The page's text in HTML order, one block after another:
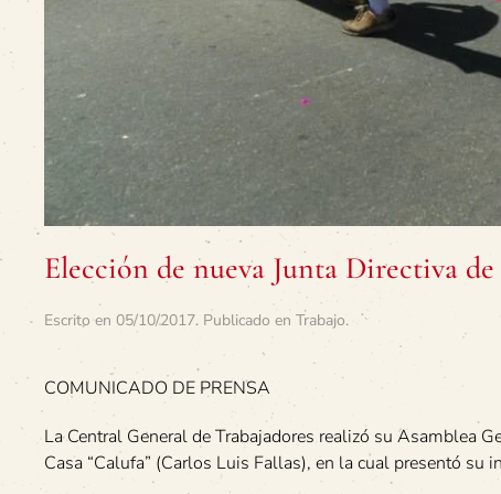
Elección de nueva Junta Directiva
Escrito en 05/10/2017. Publicado en Trabajo.
COMUNICADO DE PRENSA
La Central General de Trabajadores realizó su Asamblea
Casa “Calufa” (Carlos Luis Fallas), en la cual presentó